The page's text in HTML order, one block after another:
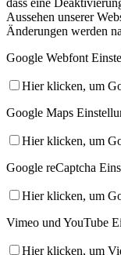
dass eine
Aussehen unserer
Änderungen werden
Google Webfont
Hier klicken, um
Google Maps
Hier klicken, um
Google reCaptcha
Hier klicken, um
Vimeo und YouTube
Hier klicken, um